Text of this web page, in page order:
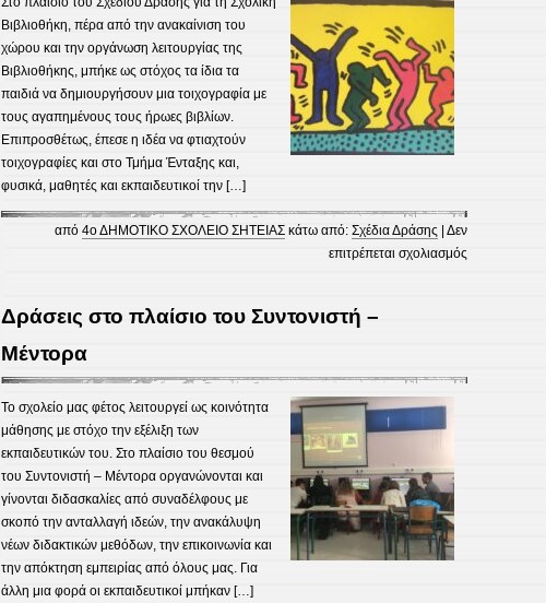
Βιβλιοθήκη, πέρα από την ανακαίνιση του
χώρου και την οργάνωση λειτουργίας της
Βιβλιοθήκης, μπήκε ως στόχος τα ίδια τα
παιδιά να δημιουργήσουν μια τοιχογραφία με
τους αγαπημένους τους ήρωες βιβλίων.
Επιπροσθέτως, έπεσε η ιδέα να φτιαχτούν
τοιχογραφίες και στο Τμήμα Ένταξης και,
φυσικά, μαθητές και εκπαιδευτικοί την […]
από 4ο ΔΗΜΟΤΙΚΟ ΣΧΟΛΕΙΟ ΣΗΤΕΙΑΣκάτω από: Σχέδια Δράσης | Δεν
επιτρέπεται σχολιασμόςστο
Δράσεις στο πλαίσιο του Συντονιστή –
Μέντορα
Το σχολείο μας φέτος λειτουργεί ως κοινότητα
μάθησης με στόχο την εξέλιξη των
εκπαιδευτικών του. Στο πλαίσιο του θεσμού
του Συντονιστή – Μέντορα οργανώνονται και
γίνονται διδασκαλίες από συναδέλφους με
σκοπό την ανταλλαγή ιδεών, την ανακάλυψη
νέων διδακτικών μεθόδων, την επικοινωνία και
την απόκτηση εμπειρίας από όλους μας. Για
άλλη μια φορά οι εκπαιδευτικοί μπήκαν […]